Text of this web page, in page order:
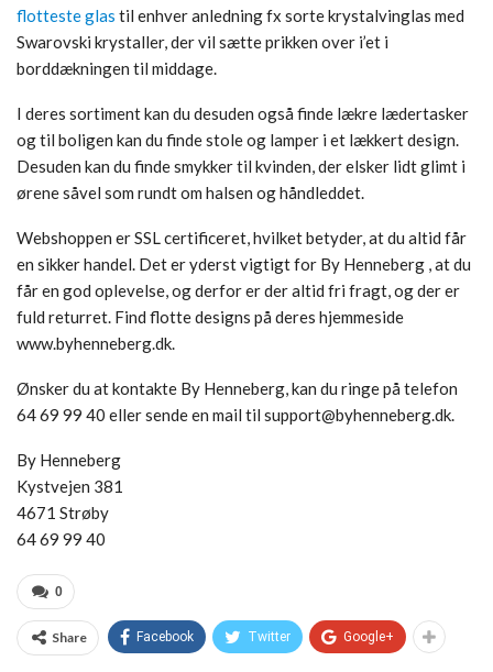
flotteste glas til enhver anledning fx sorte krystalvinglas med
Swarovski krystaller, der vil sætte prikken over i’et i
borddækningen til middage.
I deres sortiment kan du desuden også finde lækre lædertasker
og til boligen kan du finde stole og lamper i et lækkert design.
Desuden kan du finde smykker til kvinden, der elsker lidt glimt i
ørene såvel som rundt om halsen og håndleddet.
Webshoppen er SSL certificeret, hvilket betyder, at du altid får
en sikker handel. Det er yderst vigtigt for By Henneberg , at du
får en god oplevelse, og derfor er der altid fri fragt, og der er
fuld returret. Find flotte designs på deres hjemmeside
www.byhenneberg.dk.
Ønsker du at kontakte By Henneberg, kan du ringe på telefon
64 69 99 40 eller sende en mail til support@byhenneberg.dk.
By Henneberg
Kystvejen 381
4671 Strøby
64 69 99 40
0
Share Facebook Twitter Google+